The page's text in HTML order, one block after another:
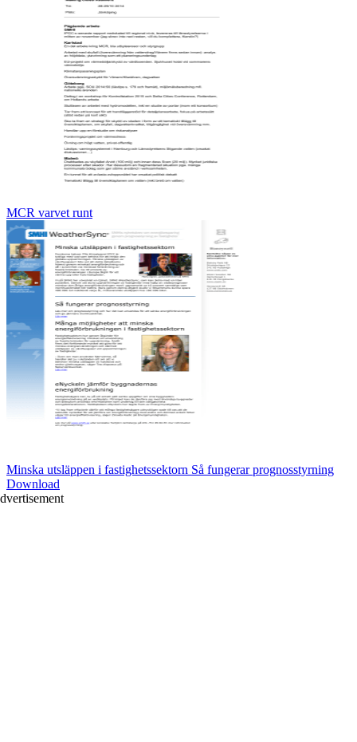
MCR varvet runt
Minska utsläppen i fastighetssektorn Så fungerar prognosstyrning
Download